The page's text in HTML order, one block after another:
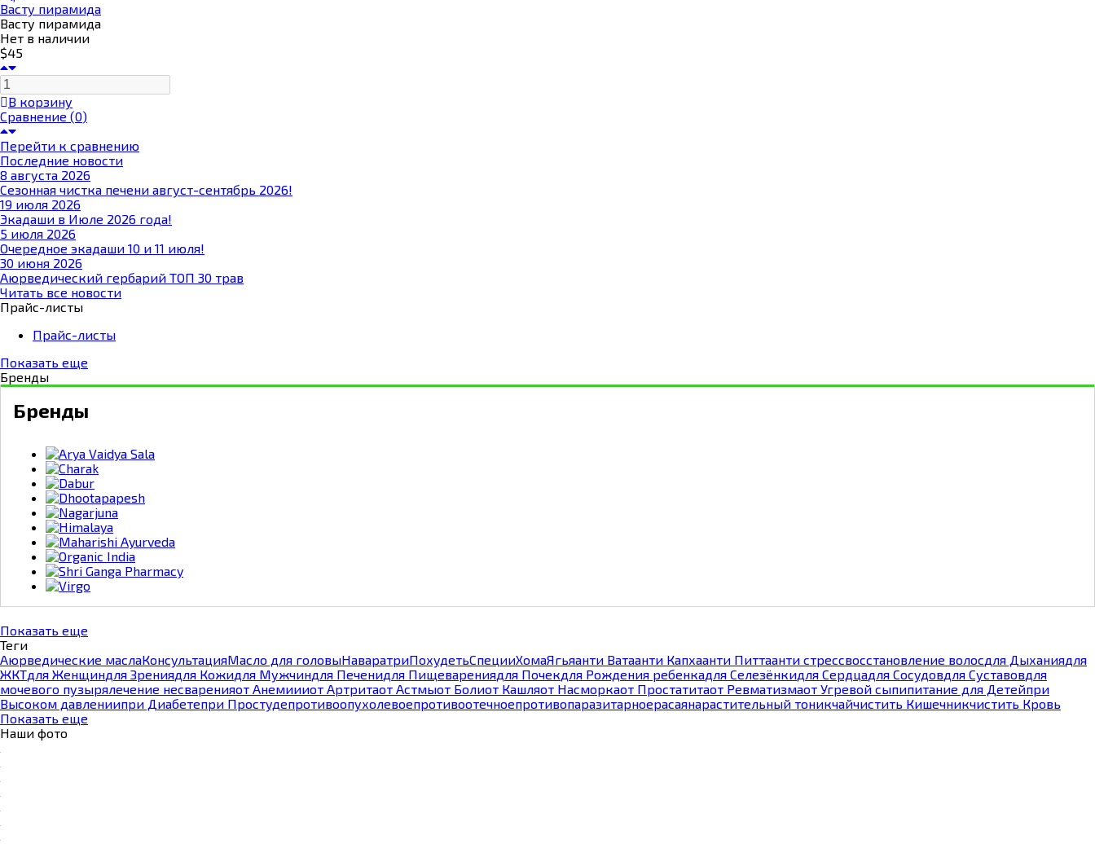
Васту пирамида
Васту пирамида
Нет в наличии
$45
В корзину
Сравнение (0)
Перейти к сравнению
Последние новости
8 августа 2026
Сезонная чистка печени август-сентябрь 2026!
19 июля 2026
Экадаши в Июле 2026 года!
5 июля 2026
Очередное экадаши 10 и 11 июля!
30 июня 2026
Аюрведический гербарий ТОП 30 трав
Читать все новости
Прайс-листы
Прайс-листы
Показать еще
Бренды
Бренды
Arya Vaidya Sala
Charak
Dabur
Dhootapapesh
Nagarjuna
Himalaya
Maharishi Ayurveda
Organic India
Shri Ganga Pharmacy
Virgo
Показать еще
Теги
Аюрведические маслаКонсультацияМасло для головыНаваратриПохудетьСпецииХомаЯгьяанти Ватаанти Капхаанти Питтаанти стрессвосстановление волосдля Дыханиядля
ЖКТдля Женщиндля Зрениядля Кожидля Мужчиндля Печенидля Пищеварениядля Почекдля Рождения ребенкадля Селезёнкидля Сердцадля Сосудовдля Суставовдля
мочевого пузырялечение несваренияот Анемиииот Артритаот Астмыот Болиот Кашляот Насморкаот Простатитаот Ревматизмаот Угревой сыпипитание для Детейпри
Высоком давлениипри Диабетепри Простудепротивоопухолевоепротивоотечноепротивопаразитарноерасаянарастительный тоникчайчистить Кишечникчистить Кровь
Показать еще
Наши фото